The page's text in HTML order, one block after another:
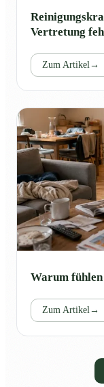
Vertretung
Zum Artikel→
Warum fühlen
Zum Artikel→